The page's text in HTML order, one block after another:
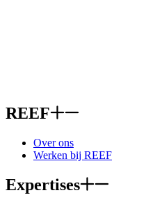
REEF
Over ons
Werken bij REEF
Expertises